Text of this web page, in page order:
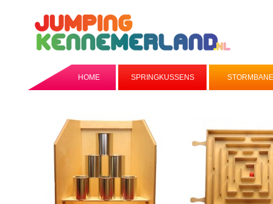
HOME SPRINGKUSSENS